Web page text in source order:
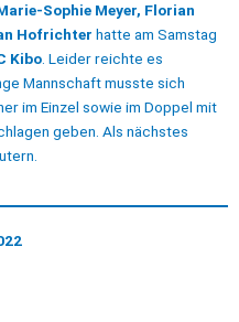
Sophie Meyer, Florian
Hofrichter hatte am Samstag
Kibo. Leider reichte es
Mannschaft musste sich
im Einzel sowie im Doppel mit
geben. Als nächstes